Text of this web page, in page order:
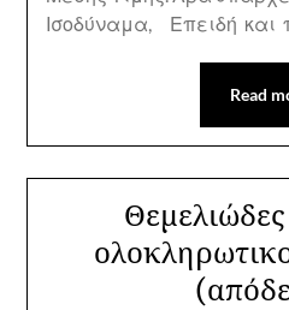
Ισοδύναμα, Επειδή και
Read